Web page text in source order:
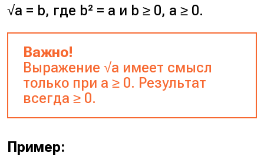
√a = b, где b² = a и b ≥ 0, a ≥ 0.
Важно!
Выражение √a имеет смысл
только при a ≥ 0. Результат
всегда ≥ 0.
Пример: